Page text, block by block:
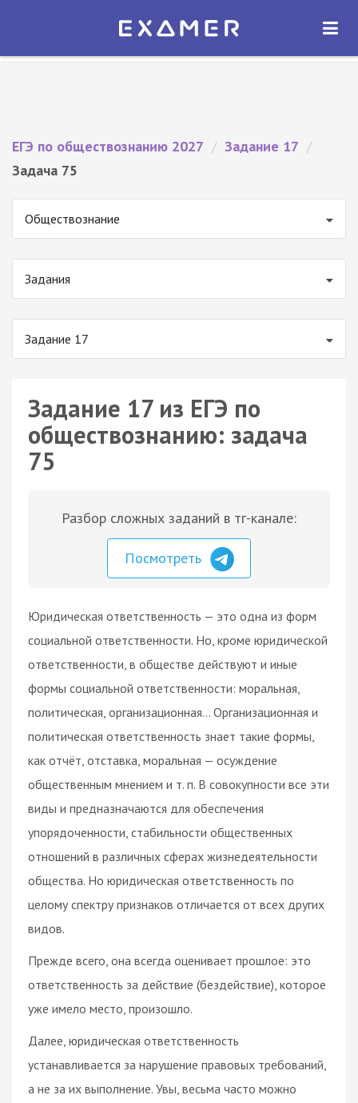
Экзамер — ЕГЭ 2027
ОТКРЫТЬ
ЕГЭ по обществознанию 2027 / Задание 17 /
Задача 75
Обществознание
Задания
Задание 17
Задание 17 из ЕГЭ по
обществознанию: задача
75
Разбор сложных заданий в тг-канале:
Посмотреть
Юридическая ответственность — это одна из форм
социальной ответственности. Но, кроме юридической
ответственности, в обществе действуют и иные
формы социальной ответственности: моральная,
политическая, организационная… Организационная и
политическая ответственность знает такие формы,
как отчёт, отставка, моральная — осуждение
общественным мнением и т. п. В совокупности все эти
виды и предназначаются для обеспечения
упорядоченности, стабильности общественных
отношений в различных сферах жизнедеятельности
общества. Но юридическая ответственность по
целому спектру признаков отличается от всех других
видов.
Прежде всего, она всегда оценивает прошлое: это
ответственность за действие (бездействие), которое
уже имело место, произошло.
Далее, юридическая ответственность
устанавливается за нарушение правовых требований,
а не за их выполнение. Увы, весьма часто можно